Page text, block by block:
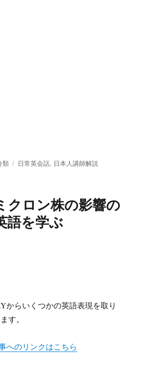
類
タ
日常英会話, 日本人講師解説
クロン株の影響の
語を学ぶ
からいくつかの英語表現を取り
す。
へのリンクはこちら